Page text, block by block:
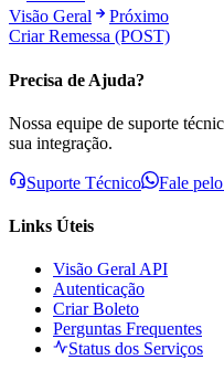
Visão Geral
Próximo
Criar Remessa (POST)
Precisa de Ajuda?
Nossa equipe de suporte
sua integração.
Suporte Técnico Fale
Links Úteis
Visão Geral API
Autenticação
Criar Boleto
Perguntas Frequentes
Status dos Serviços